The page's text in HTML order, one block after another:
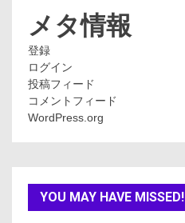
メタ情報
登録
ログイン
投稿フィード
コメントフィード
WordPress.org
YOU MAY HAVE MISSED!